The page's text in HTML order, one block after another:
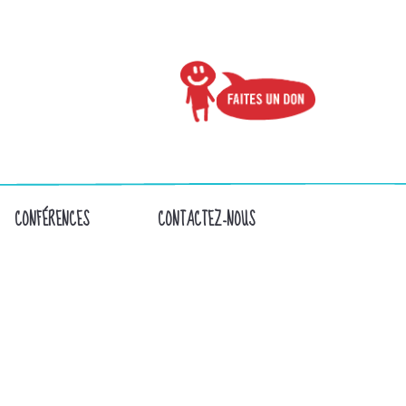
CONFÉRENCES CONTACTEZ-NOUS